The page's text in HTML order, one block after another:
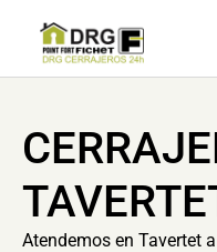
Atendemos en Tavertet